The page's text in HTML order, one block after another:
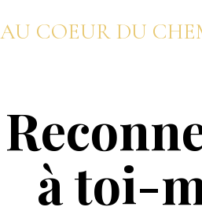
AU COEUR DU
à toi-